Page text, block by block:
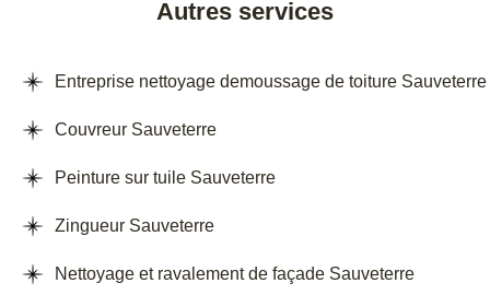
Autres services
Entreprise nettoyage demoussage de toiture Sauveterre
Couvreur Sauveterre
Peinture sur tuile Sauveterre
Zingueur Sauveterre
Nettoyage et ravalement de façade Sauveterre